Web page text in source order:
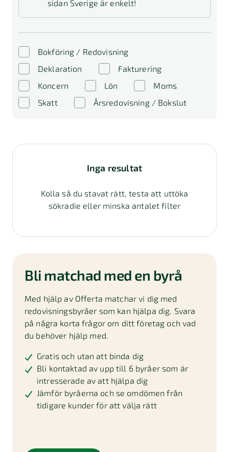
sidan Sverige är enkelt!
Bokföring / Redovisning
Deklaration
Fakturering
Koncern
Lön
Moms
Skatt
Årsredovisning / Bokslut
Inga resultat
Kolla så du stavat rätt, testa att uttöka
sökradie eller minska antalet filter
Bli matchad med en byrå
Med hjälp av Offerta matchar vi dig med
redovisningsbyråer som kan hjälpa dig. Svara
på några korta frågor om ditt företag och vad
du behöver hjälp med.
Gratis och utan att binda dig
Bli kontaktad av upp till 6 byråer som är
intresserade av att hjälpa dig
Jämför byråerna och se omdömen från
tidigare kunder för att välja rätt